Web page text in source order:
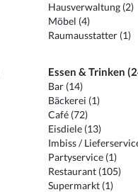
Hausverwaltung (2)
Möbel (4)
Raumausstatter (1)
Essen & Trinken
Bar (14)
Bäckerei (1)
Café (72)
Eisdiele (13)
Imbiss /
Partyservice (1)
Restaurant (105)
Supermarkt (1)